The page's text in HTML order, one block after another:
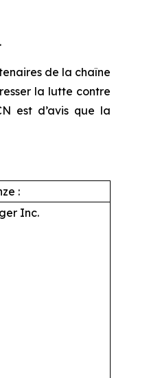
de la chaîne
la lutte contre
est d’avis que la
:
Inc.